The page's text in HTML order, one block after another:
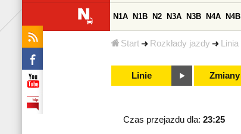
Start Rozkłady jazdy
N1A N1B N2 N3A N3B N4A N4B
Linie Zmiany
Czas przejazdu dla: 23:25